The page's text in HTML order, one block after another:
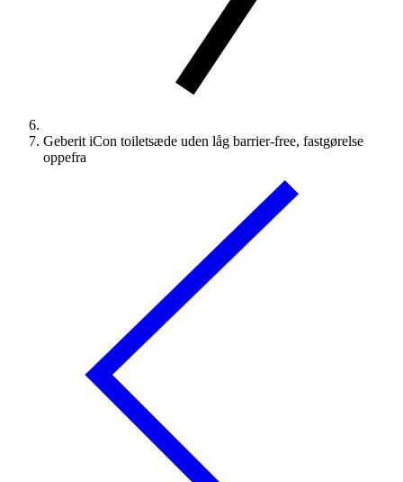
Geberit iCon toiletsæde uden låg barrier-free, fastgørelse
oppefra